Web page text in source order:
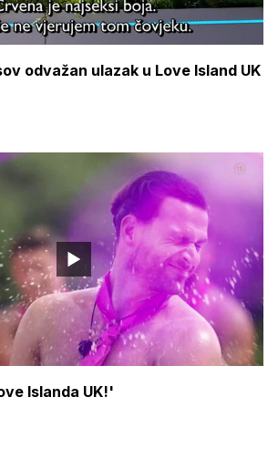
odvažan ulazak u Love Island UK
Islanda UK!'